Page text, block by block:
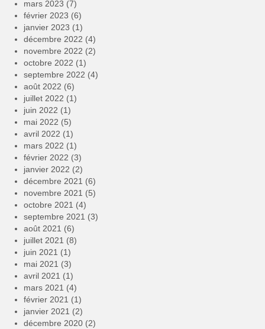
mars 2023 (7)
février 2023 (6)
janvier 2023 (1)
décembre 2022 (4)
novembre 2022 (2)
octobre 2022 (1)
septembre 2022 (4)
août 2022 (6)
juillet 2022 (1)
juin 2022 (1)
mai 2022 (5)
avril 2022 (1)
mars 2022 (1)
février 2022 (3)
janvier 2022 (2)
décembre 2021 (6)
novembre 2021 (5)
octobre 2021 (4)
septembre 2021 (3)
août 2021 (6)
juillet 2021 (8)
juin 2021 (1)
mai 2021 (3)
avril 2021 (1)
mars 2021 (4)
février 2021 (1)
janvier 2021 (2)
décembre 2020 (2)